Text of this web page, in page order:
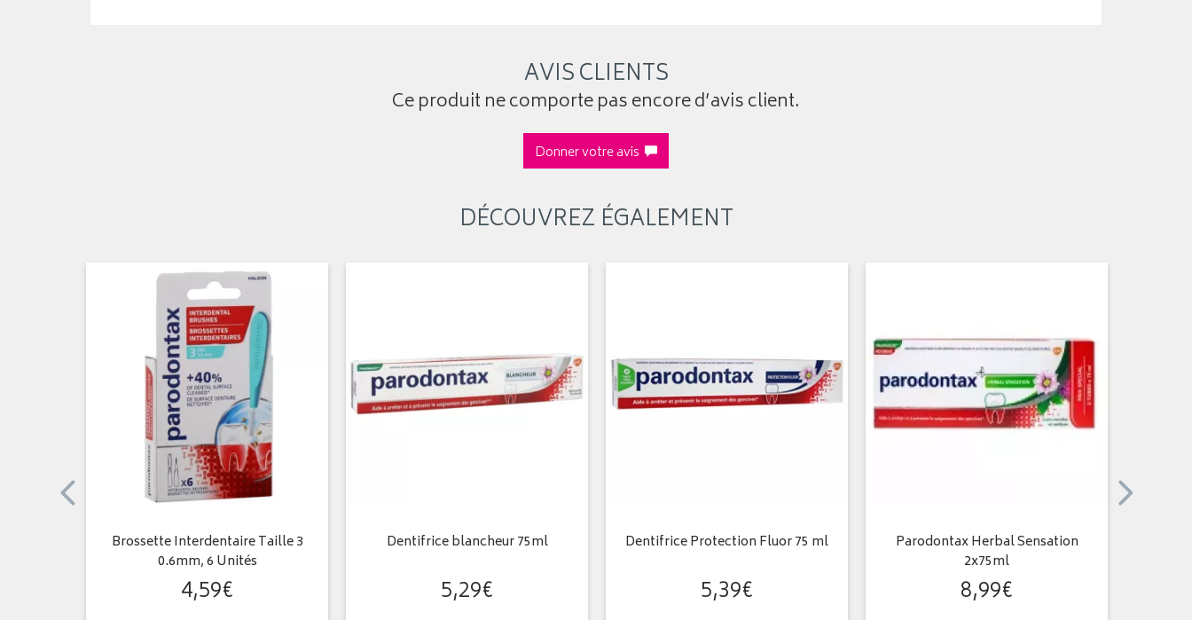
AVIS CLIENTS
Ce produit ne comporte pas encore d’avis client.
Donner votre avis
DÉCOUVREZ ÉGALEMENT
Brossette Interdentaire Taille 3
0.6mm, 6 Unités
4,59€
Dentifrice blancheur 75ml
5,29€
Dentifrice Protection Fluor 75 ml
5,39€
Parodontax Herbal Sensation
2x75ml
8,99€